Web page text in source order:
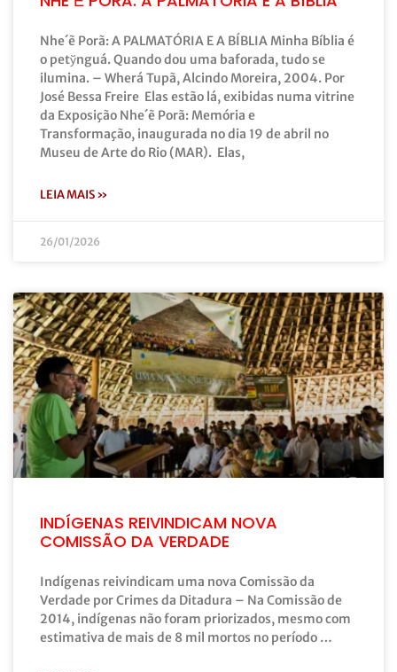
Nhe´ẽ Porã: A PALMATÓRIA E A BÍBLIA Minha Bíblia é
o petўnguá. Quando dou uma baforada, tudo se
ilumina. – Wherá Tupã, Alcindo Moreira, 2004. Por
José Bessa Freire Elas estão lá, exibidas numa vitrine
da Exposição Nhe´ẽ Porã: Memória e
Transformação, inaugurada no dia 19 de abril no
Museu de Arte do Rio (MAR). Elas,
LEIA MAIS »
26/01/2026
INDÍGENAS REIVINDICAM NOVA
COMISSÃO DA VERDADE
Indígenas reivindicam uma nova Comissão da
Verdade por Crimes da Ditadura – Na Comissão de
2014, indígenas não foram priorizados, mesmo com
estimativa de mais de 8 mil mortos no período …